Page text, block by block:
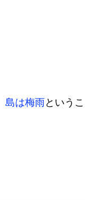
島は梅雨というこ